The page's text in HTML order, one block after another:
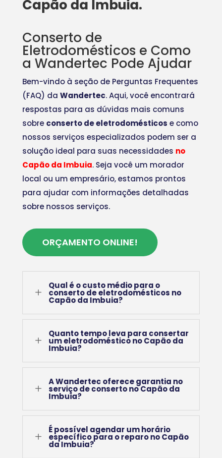
Capão da Imbuia.
Conserto de
Eletrodomésticos e Como
a Wandertec Pode Ajudar
Bem-vindo à seção de Perguntas Frequentes
(FAQ) da Wandertec. Aqui, você encontrará
respostas para as dúvidas mais comuns
sobre conserto de eletrodomésticos e como
nossos serviços especializados podem ser a
solução ideal para suas necessidades no
Capão da Imbuia. Seja você um morador
local ou um empresário, estamos prontos
para ajudar com informações detalhadas
sobre nossos serviços.
ORÇAMENTO ONLINE!
L
Qual é o custo médio para o
conserto de eletrodomésticos no
Capão da Imbuia?
L
Quanto tempo leva para consertar
um eletrodoméstico no Capão da
Imbuia?
L
A Wandertec oferece garantia no
serviço de conserto no Capão da
Imbuia?
L
É possível agendar um horário
específico para o reparo no Capão
da Imbuia?